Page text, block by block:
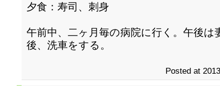
夕食：寿司、刺身
午前中、二ヶ月毎の病院に行く。午後は
後、洗車をする。
Posted at